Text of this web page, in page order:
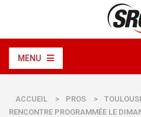
MENU
ACCUEIL > PROS >
RENCONTRE PROGRAMMÉE LE